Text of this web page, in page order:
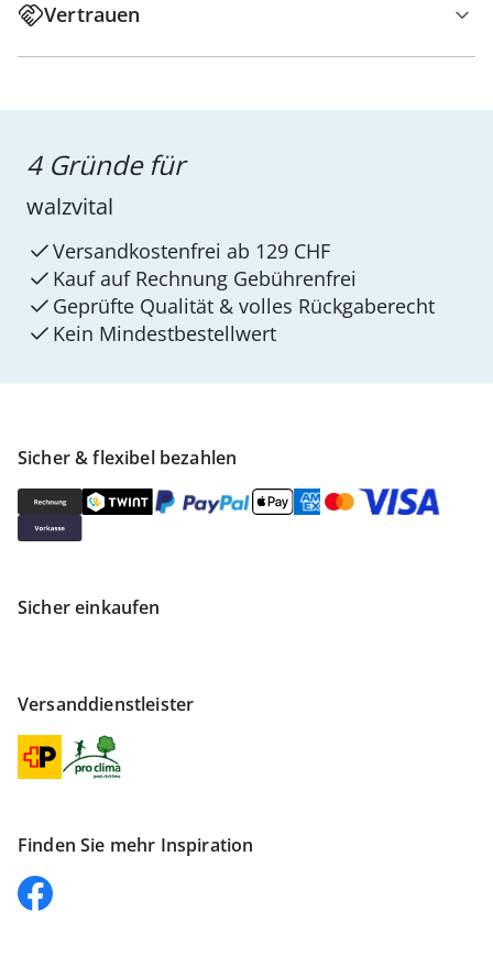
Vertrauen
Sicher & flexibel bezahlen
Sicher einkaufen
Versanddienstleister
Finden Sie mehr Inspiration
4 Gründe für
walzvital
Versandkostenfrei ab 129 CHF
Kauf auf Rechnung Gebührenfrei
Geprüfte Qualität & volles Rückgaberecht
Kein Mindest­bestellwert